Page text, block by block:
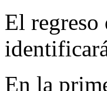
El regreso
En la